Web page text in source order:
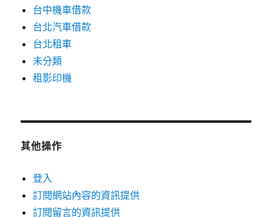
台中機車借款
台北汽車借款
台北租車
未分類
租影印機
其他操作
登入
訂閱網站內容的資訊提供
訂閱留言的資訊提供